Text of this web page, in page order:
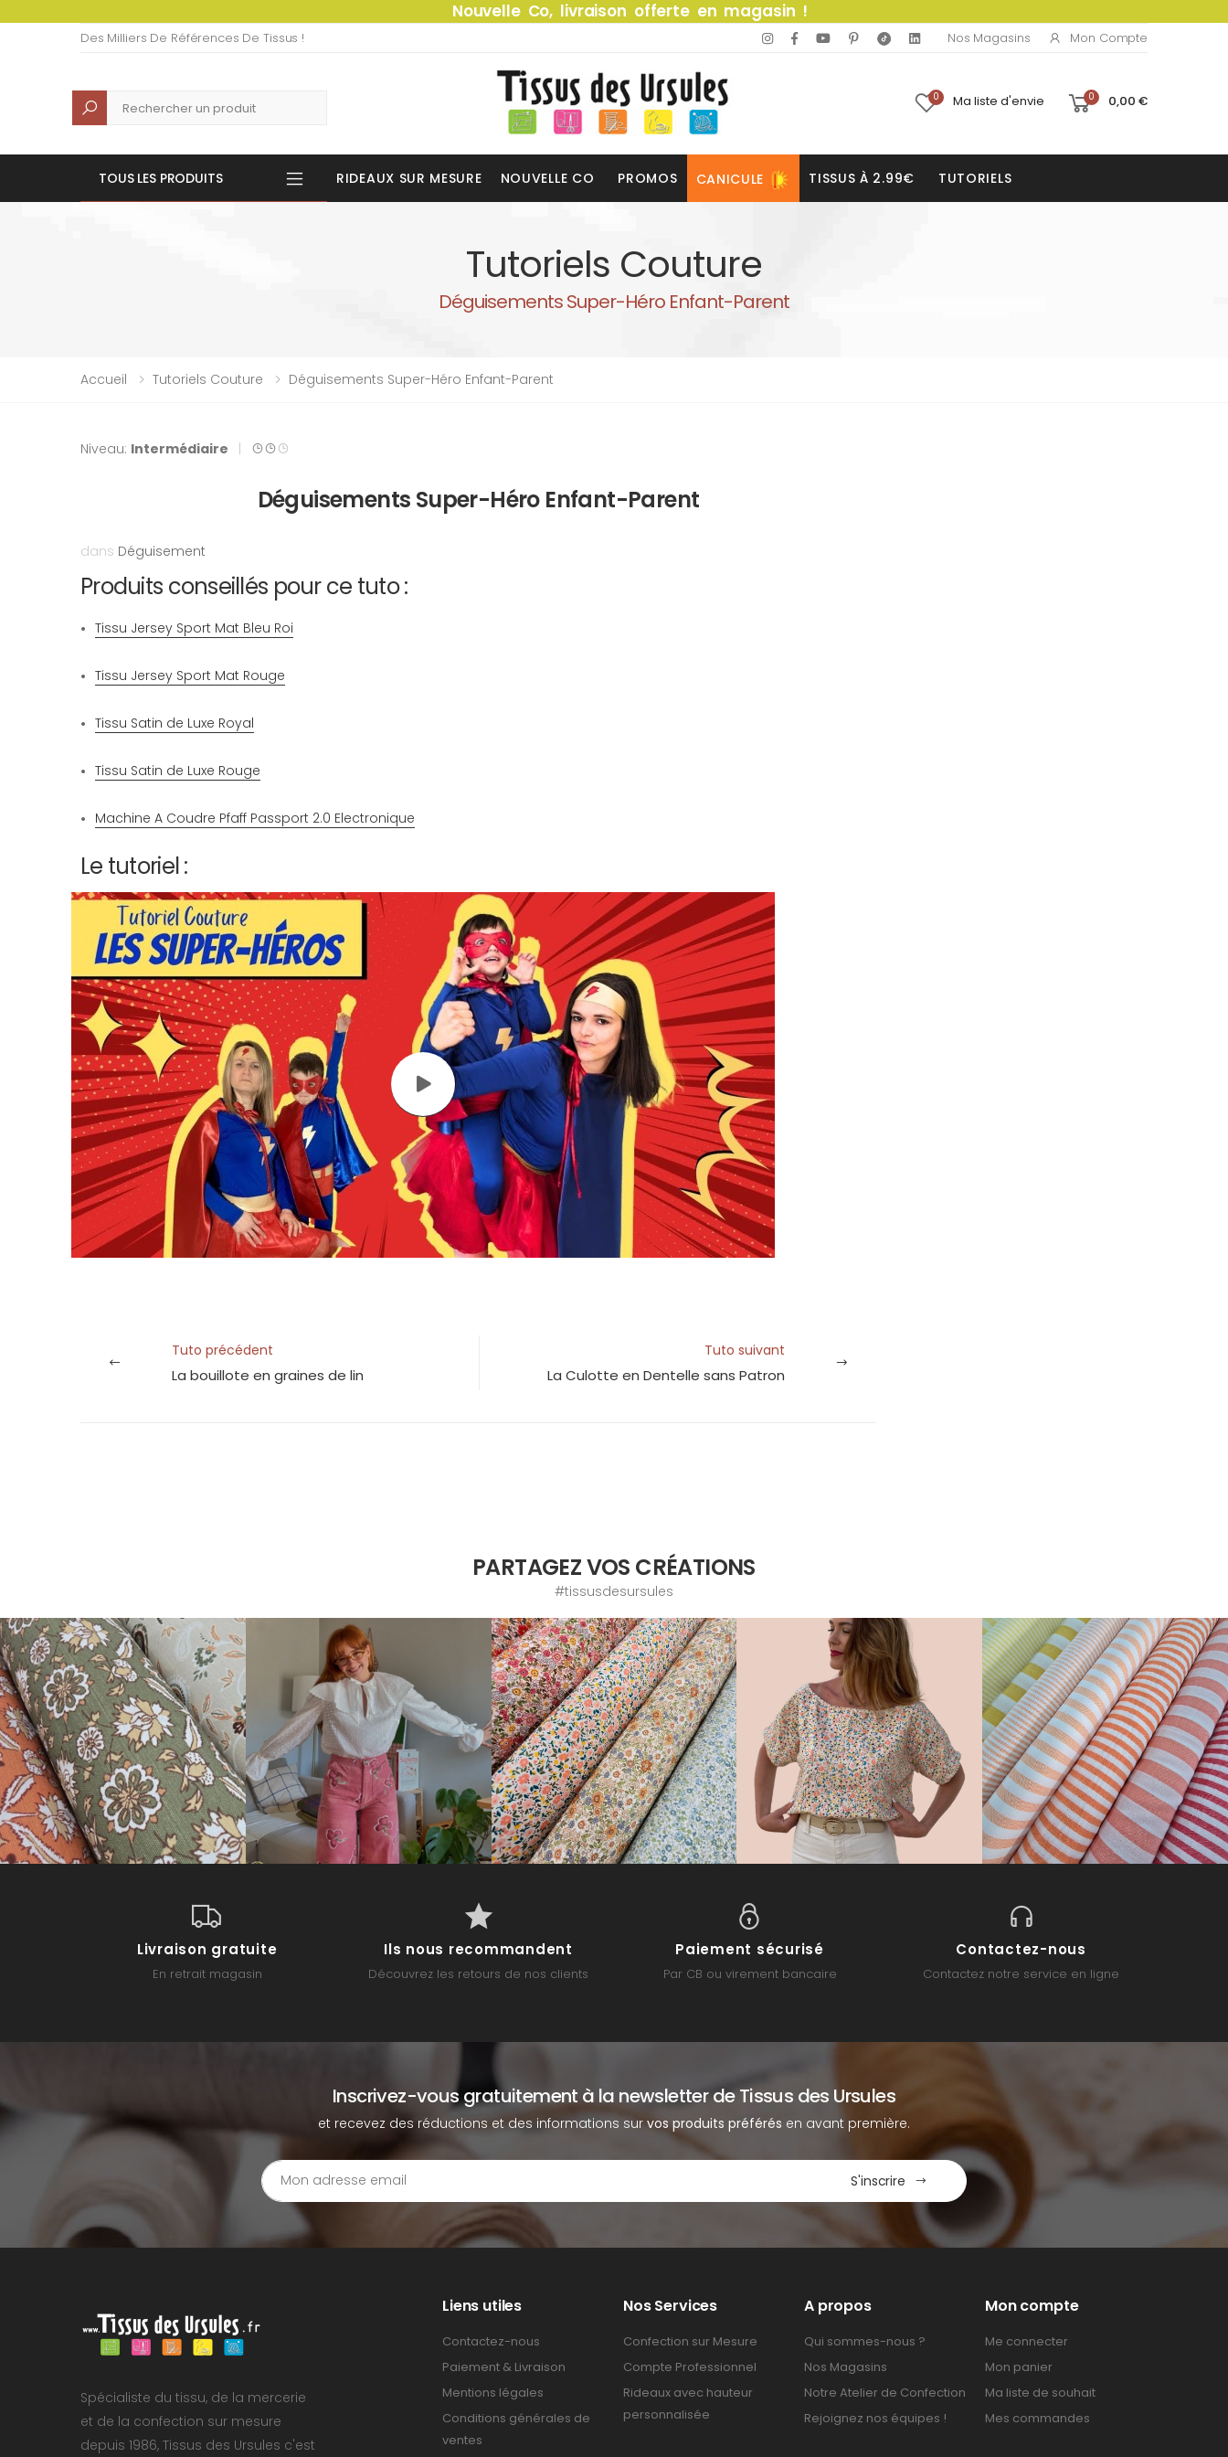
Nouvelle Co, livraison offerte en magasin !
Des Milliers De Références De Tissus ! Nos Magasins Mon Compte
Recherche 0 Ma liste d'envie 0 0,00 €
TOUS LES PRODUITS RIDEAUX SUR MESURE NOUVELLE CO PROMOS CANICULE TISSUS À 2.99€ TUTORIELS
Tutoriels Couture
Déguisements Super-Héro Enfant-Parent
Accueil Tutoriels Couture Déguisements Super-Héro Enfant-Parent
Niveau: Intermédiaire
Déguisements Super-Héro Enfant-Parent
dans Déguisement
Produits conseillés pour ce tuto :
Tissu Jersey Sport Mat Bleu Roi
Tissu Jersey Sport Mat Rouge
Tissu Satin de Luxe Royal
Tissu Satin de Luxe Rouge
Machine A Coudre Pfaff Passport 2.0 Electronique
Le tutoriel :
Tuto précédent
La bouillote en graines de lin
Tuto suivant
La Culotte en Dentelle sans Patron
PARTAGEZ VOS CRÉATIONS
#tissusdesursules
Livraison gratuite
En retrait magasin
Ils nous recommandent
Découvrez les retours de nos clients
Paiement sécurisé
Par CB ou virement bancaire
Contactez-nous
Contactez notre service en ligne
Inscrivez-vous gratuitement à la newsletter de Tissus des Ursules
et recevez des réductions et des informations survos produits préférés en avant première.
S'inscrire
Spécialiste du tissu, de la mercerie
et de la confection sur mesure
depuis 1986, Tissus des Ursules c'est
Liens utiles
Contactez-nous
Paiement & Livraison
Mentions légales
Conditions générales de
ventes
Nos Services
Confection sur Mesure
Compte Professionnel
Rideaux avec hauteur
personnalisée
A propos
Qui sommes-nous ?
Nos Magasins
Notre Atelier de Confection
Rejoignez nos équipes !
Mon compte
Me connecter
Mon panier
Ma liste de souhait
Mes commandes